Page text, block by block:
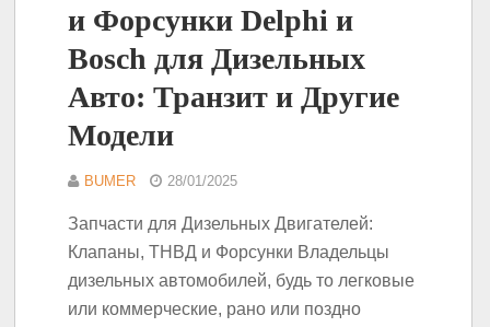
и Форсунки Delphi и
Bosch для Дизельных
Авто: Транзит и Другие
Модели
BUMER 28/01/2025
Запчасти для Дизельных Двигателей:
Клапаны, ТНВД и Форсунки Владельцы
дизельных автомобилей, будь то легковые
или коммерческие, рано или поздно